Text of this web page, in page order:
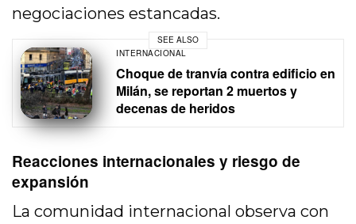
negociaciones estancadas.
SEE ALSO
INTERNACIONAL
Choque de tranvía contra edificio en
Milán, se reportan 2 muertos y
decenas de heridos
Reacciones internacionales y riesgo de
expansión
La comunidad internacional observa con